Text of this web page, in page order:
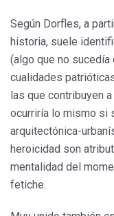
Según Dorfles, a
historia, suele
(algo que no
cualidades
las que contribuyen
ocurriría lo mismo si
arquitectónica-
heroicidad son
mentalidad del
fetiche.